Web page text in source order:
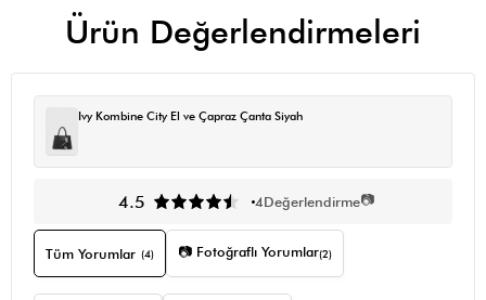
Ürün Değerlendirmeleri
Ivy Kombine City El ve Çapraz Çanta Siyah
4.5 4Değerlendirme📷
Tüm Yorumlar (4) 📷 Fotoğraflı Yorumlar(2)